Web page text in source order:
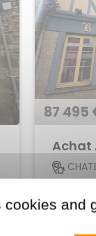
87 495
cookies and